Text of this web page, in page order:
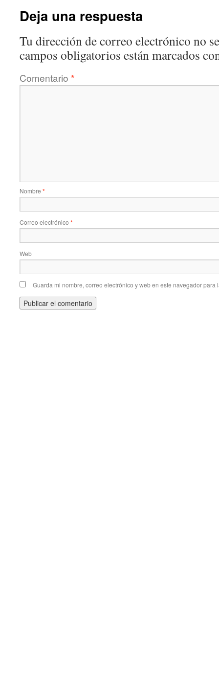
Deja una respuesta
Tu dirección de correo electrónico no
campos obligatorios están marcados
Comentario *
Nombre *
Correo electrónico *
Web
Guarda mi nombre, correo electrónico y web en este navegador para